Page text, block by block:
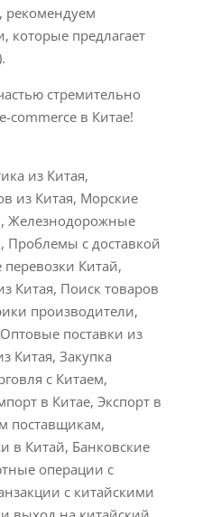
рекомендуем
которые предлагает
стремительно
commerce в Китае!
из Китая,
из Китая, Морские
Железнодорожные
Проблемы с доставкой
Китай,
Китая, Поиск товаров
производители,
поставки из
Китая, Закупка
с Китаем,
в Китае, Экспорт в
поставщикам,
в Китай, Банковские
операции с
с китайскими